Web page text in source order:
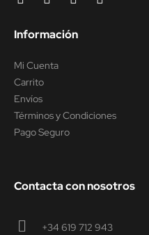
Información
Mi Cuenta
Carrito
Envíos
Términos y Condiciones
Pago Seguro
Contacta con nosotros
+34 619 712 943